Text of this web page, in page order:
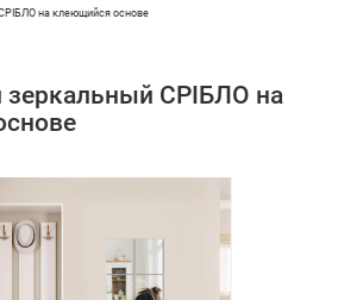
на клеющийся основе
СРІБЛО на